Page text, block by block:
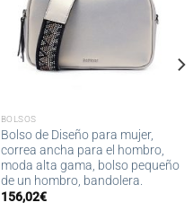
BOLSOS
Bolso de Diseño para mujer,
correa ancha para el hombro,
moda alta gama, bolso pequeño
de un hombro, bandolera.
156,02€